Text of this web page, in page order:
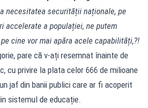
necesitatea securității naționale, pe
accelerate a populației, ne putem
cine vor mai apăra acele capabilități,?!
pare că v-ați resemnat înainte de
cu privire la plata celor 666 de milioane
jaf din banii publici care ar fi acoperit
sistemul de educație.